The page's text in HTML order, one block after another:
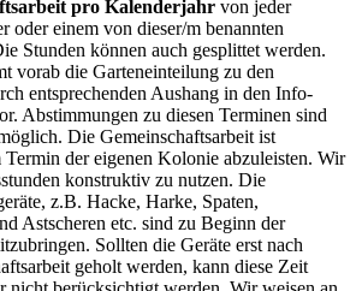
pro Kalenderjahr von jeder
oder einem von dieser/m benannten
Stunden können auch gesplittet werden.
vorab die Garteneinteilung zu den
entsprechenden Aushang in den Info-
Abstimmungen zu diesen Terminen sind
Die Gemeinschaftsarbeit ist
Termin der eigenen Kolonie abzuleisten. Wir
konstruktiv zu nutzen. Die
z.B. Hacke, Harke, Spaten,
Astscheren etc. sind zu Beginn der
Sollten die Geräte erst nach
geholt werden, kann diese Zeit